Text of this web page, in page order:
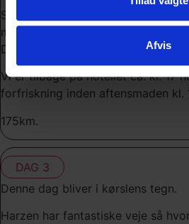
Afvis
Sidste pause i dag er ved et
markerer den tidligere grænse
DDR.
Vi er tilbage på hotellet ca. kl. 17
forfriskning inden aftensmaden kl.
175km.
DAG 3
Denne dag bliver i kørslens tegn.
Harzen har fantastiske veje så